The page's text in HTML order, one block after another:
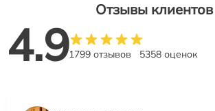
Отзывы клиентов
4.91799 отзывов 5358 оценок